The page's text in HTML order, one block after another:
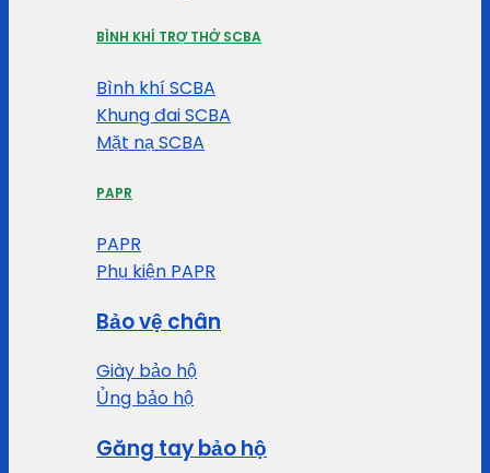
BÌNH KHÍ TRỢ THỞ SCBA
Bình khí SCBA
Khung đai SCBA
Mặt nạ SCBA
PAPR
PAPR
Phụ kiện PAPR
Bảo vệ chân
Giày bảo hộ
Ủng bảo hộ
Găng tay bảo hộ